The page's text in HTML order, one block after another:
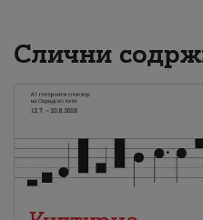
Слични